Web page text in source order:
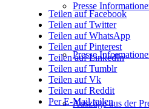
Presse
Presse
Auszüge aus der
Teilen auf Facebook
Teilen auf Twitter
Teilen auf WhatsApp
Teilen auf Pinterest
Teilen auf LinkedIn
Teilen auf Tumblr
Teilen auf Vk
Teilen auf Reddit
Per E-Mail teilen